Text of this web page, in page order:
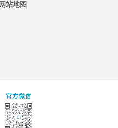
网站地图
官方微信